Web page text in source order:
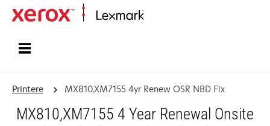
Printere MX810,XM7155 4yr Renew OSR NBD Fix
MX810,XM7155 4 Year Renewal Onsite